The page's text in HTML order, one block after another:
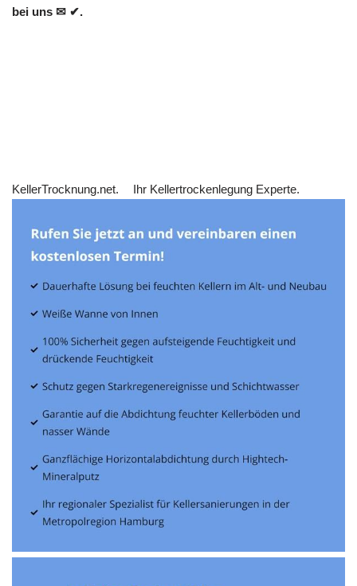
bei uns ✉ ✔.
KellerTrocknung.net. Ihr Kellertrockenlegung Experte.